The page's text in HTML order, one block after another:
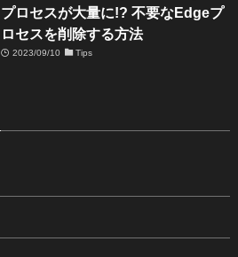
プロセスが大量に!? 不要なEdgeプ
ロセスを削除する方法
2023/09/10 Tips